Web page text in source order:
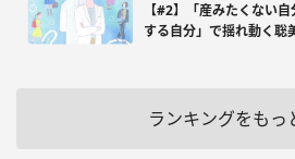
【#2】「産みたくない
する自分」で揺れ動く聡
ランキングをもっ